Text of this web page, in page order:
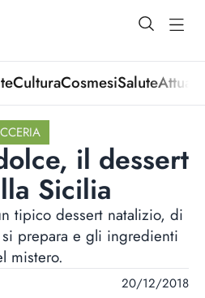
open
CulturaCosmesiSalute
il dessert
Sicilia
tipico dessert natalizio, di
prepara e gli ingredienti
mistero.
20/12/2018